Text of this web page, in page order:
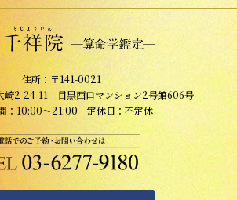
住所：〒141-0021
崎2-24-11 目黒西口マンション2号館606号
：10:00～21:00 定休日：不定休